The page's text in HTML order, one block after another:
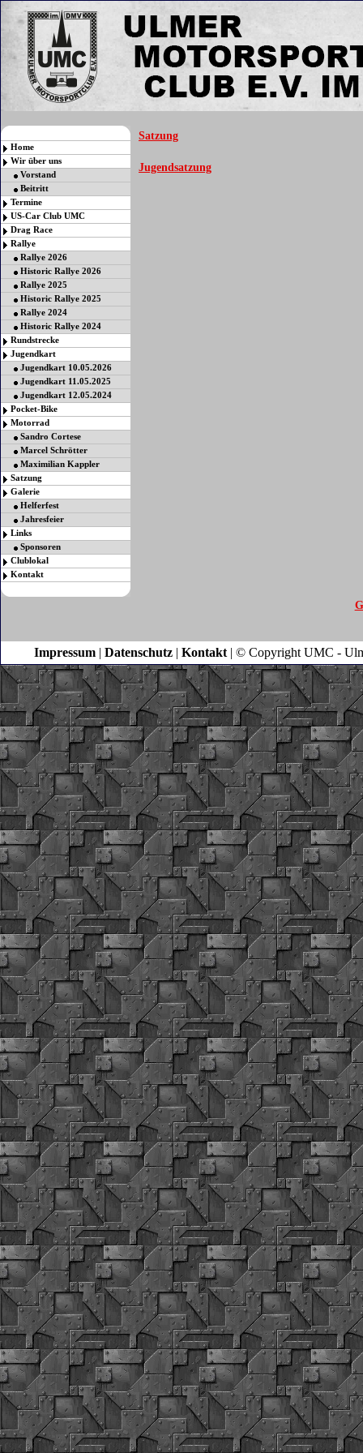
Home
Wir über uns
Vorstand
Beitritt
Termine
US-Car Club UMC
Drag Race
Rallye
Rallye 2026
Historic Rallye 2026
Rallye 2025
Historic Rallye 2025
Rallye 2024
Historic Rallye 2024
Rundstrecke
Jugendkart
Jugendkart 10.05.2026
Jugendkart 11.05.2025
Jugendkart 12.05.2024
Pocket-Bike
Motorrad
Sandro Cortese
Marcel Schrötter
Maximilian Kappler
Satzung
Galerie
Helferfest
Jahresfeier
Links
Sponsoren
Clublokal
Kontakt
Satzung
Jugendsatzung
Impressum | Datenschutz | Kontakt | © Copyright UMC -